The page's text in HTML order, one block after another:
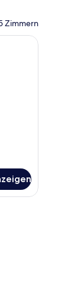
Zimmern
mit
mit einem